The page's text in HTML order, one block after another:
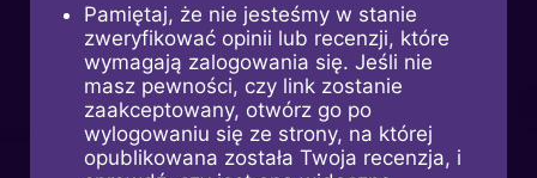
Pamiętaj, że nie jesteśmy w stanie
zweryfikować opinii lub recenzji, które
wymagają zalogowania się. Jeśli nie
masz pewności, czy link zostanie
zaakceptowany, otwórz go po
wylogowaniu się ze strony, na której
opublikowana została Twoja recenzja, i